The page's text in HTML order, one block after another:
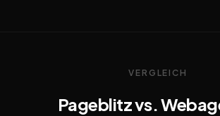
VERGLEICH
Pageblitz vs.